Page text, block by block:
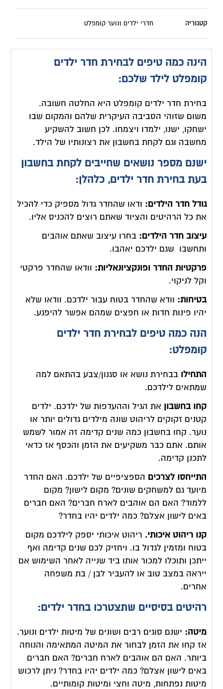
קטגוריה חדרי ילדים ונוער קומפלט
הינה כמה טיפים לבחירת חדר ילדים
קומפלט לילד שלכם:
בחירת חדר ילדים קומפלט היא החלטה חשובה.
משום שזוהי הסביבה העיקרית שלהם והמקום שבו
ישחקו, ישנו, ילמדו ויצמחו. לכן חשוב להשקיע
מחשבה וגם לקחת בחשבון את רצונותיו של הילד.
ישנם מספר נושאים שחייבים לקחת בחשבון
בעת בחירת חדר ילדים, כלהלן:
גודל חדר הילדים: ודאו שהחדר גדול מספיק כדי להכיל
את כל הרהיטים והציוד שאתם רוצים להכניס אליו.
עיצוב חדר הילדים: בחרו עיצוב שאתם אוהבים
ותחשבו שגם ילדכם יאהבו.
פרקטיות החדר ופונקציונאליות: וודאו שהחדר פרקטי
וקל לניקוי.
בטיחות: וודא שהחדר בטוח עבור ילדכם. וודאו שלא
יהיו פינות חדות או חפצים שמהם אפשר להיפגע.
הנה כמה טיפים לבחירת חדר ילדים
קומפלט:
התחילו בבחירת נושא או סגנון/צבע בהתאם למה
שמתאים לילדכם.
קחו בחשבון את הגיל וההעדפות של ילדכם. ילדים
קטנים זקוקים לריהוט שונה מילדים גדולים יותר או
נוער. קחו בחשבון כמה שנים קדימה זה אמור לשמש
אותם. אתם כבר משקיעים את הזמן והכסף אז כדאי
לתכנן קדימה.
התייחסו לצרכים הספציפיים של ילדכם. האם החדר
מיועד גם למשחקים שונים? מקום לישון? מקום
ללמוד? האם הם אוהבים לארח חברים? האם חברים
באים לישון אצלם? כמה ילדים יהיו בחדר?
קנו ריהוט איכותי. ריהוט איכותי יספק לילדכם מקום
בטוח ומזמין לגדול בו. ויחזיק לכם שנים קדימה ואף
ייתכן ותוכלו למכור אותו ביד שנייה לאחר השימוש אם
ייראה במצב טוב או להעביר לבן / בת משפחה
אחרים.
רהיטים בסיסיים שתצטרכו בחדר ילדים:
מיטה: ישנם סוגים רבים ושונים של מיטות ילדים ונוער.
אז קחו את הזמן לבחור את המיטה המתאימה והנוחה
ביותר. האם הם אוהבים לארח חברים? האם חברים
באים לישון אצלם? כמה ילדים יהיו בחדר? ניתן לרכוש
מיטות נפתחות, מיטה וחצי ומיטות קומותיים.